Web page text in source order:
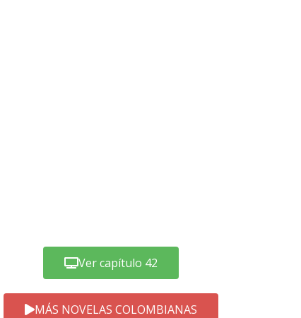
Ver capítulo 42
MÁS NOVELAS COLOMBIANAS